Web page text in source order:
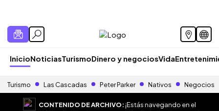
InicioNoticiasTurismoDinero y negociosVida
Turismo Las Cascadas Peter Parker Nativos Negocios
CONTENIDO DE ARCHIVO:¡Estás navegando en el